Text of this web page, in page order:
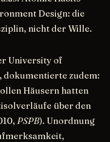
Design: die
nicht der Wille.
University of
dokumentierte zudem:
Häusern hatten
über den
PSPB). Unordnung